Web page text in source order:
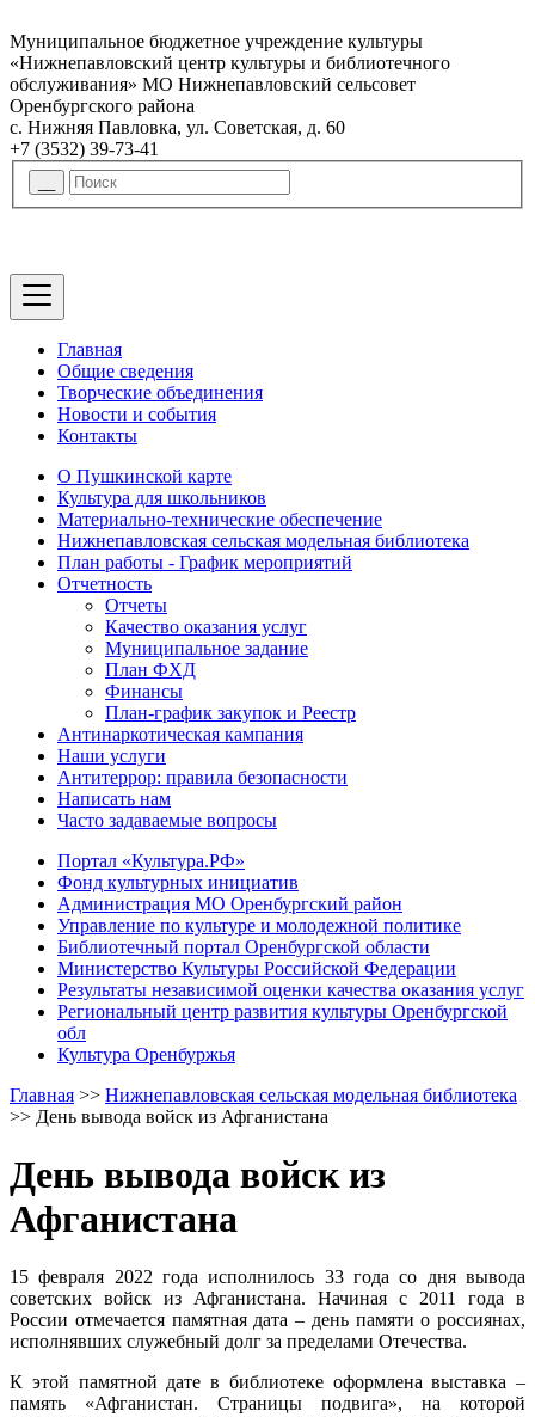
Муниципальное бюджетное учреждение культуры
«Нижнепавловский центр культуры и библиотечного
обслуживания» МО Нижнепавловский сельсовет
Оренбургского района
с. Нижняя Павловка, ул. Советская, д. 60
+7 (3532) 39-73-41
Главная
Общие сведения
Творческие объединения
Новости и события
Контакты
О Пушкинской карте
Культура для школьников
Материально-технические обеспечение
Нижнепавловская сельская модельная библиотека
План работы - График мероприятий
Отчетность
Отчеты
Качество оказания услуг
Муниципальное задание
План ФХД
Финансы
План-график закупок и Реестр
Антинаркотическая кампания
Наши услуги
Антитеррор: правила безопасности
Написать нам
Часто задаваемые вопросы
Портал «Культура.РФ»
Фонд культурных инициатив
Администрация МО Оренбургский район
Управление по культуре и молодежной политике
Библиотечный портал Оренбургской области
Министерство Культуры Российской Федерации
Результаты независимой оценки качества оказания услуг
Региональный центр развития культуры Оренбургской
обл
Культура Оренбуржья
Главная >> Нижнепавловская сельская модельная библиотека
>> День вывода войск из Афганистана
День вывода войск из
Афганистана
15 февраля 2022 года исполнилось 33 года со дня вывода
советских войск из Афганистана. Начиная с 2011 года в
России отмечается памятная дата – день памяти о россиянах,
исполнявших служебный долг за пределами Отечества.
К этой памятной дате в библиотеке оформлена выставка –
память «Афганистан. Страницы подвига», на которой